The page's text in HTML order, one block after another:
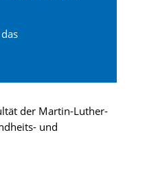
der Martin-Luther-
und